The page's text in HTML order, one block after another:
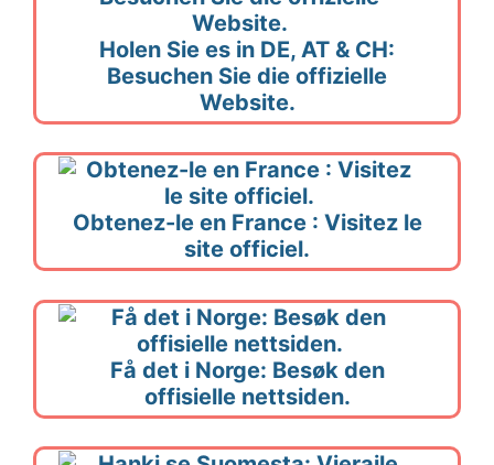
Holen Sie es in DE, AT & CH:
Besuchen Sie die offizielle
Website.
Obtenez-le en France : Visitez le
site officiel.
Få det i Norge: Besøk den
offisielle nettsiden.